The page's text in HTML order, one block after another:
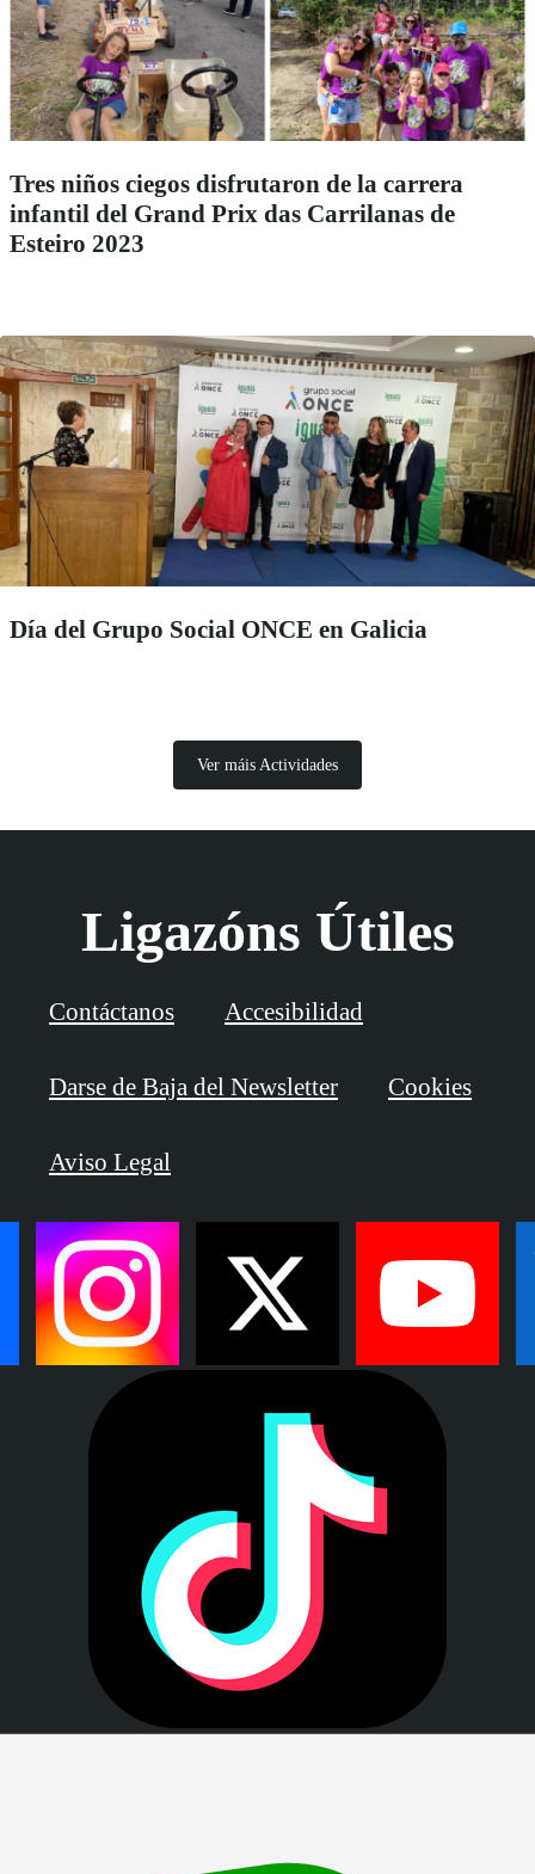
Tres niños ciegos disfrutaron de la carrera
infantil del Grand Prix das Carrilanas de
Esteiro 2023
Día del Grupo Social ONCE en Galicia
Ver máis Actividades
Ligazóns Útiles
Contáctanos Accesibilidad
Darse de Baja del Newsletter Cookies
Aviso Legal